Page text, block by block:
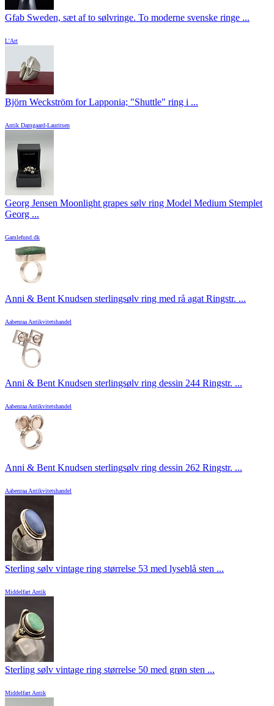
Gfab Sweden, sæt af to sølvringe. To moderne svenske ringe ...
L'Art
Björn Weckström for Lapponia; "Shuttle" ring i ...
Antik Damgaard-Lauritsen
Georg Jensen Moonlight grapes sølv ring Model Medium Stemplet
Georg ...
Gamlefund.dk
Anni & Bent Knudsen sterlingsølv ring med rå agat Ringstr. ...
Aabenraa Antikvitetshandel
Anni & Bent Knudsen sterlingsølv ring dessin 244 Ringstr. ...
Aabenraa Antikvitetshandel
Anni & Bent Knudsen sterlingsølv ring dessin 262 Ringstr. ...
Aabenraa Antikvitetshandel
Sterling sølv vintage ring størrelse 53 med lyseblå sten ...
Middelfart Antik
Sterling sølv vintage ring størrelse 50 med grøn sten ...
Middelfart Antik